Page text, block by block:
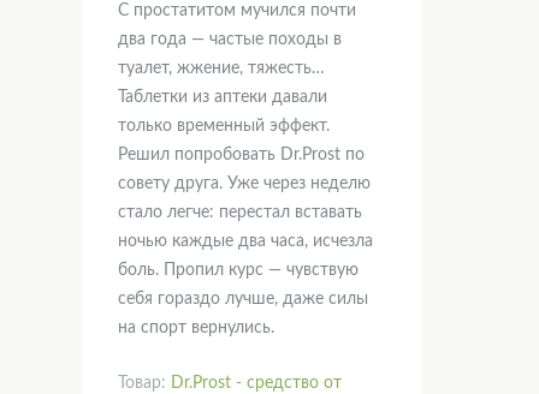
С простатитом мучился почти
два года — частые походы в
туалет, жжение, тяжесть…
Таблетки из аптеки давали
только временный эффект.
Решил попробовать Dr.Prost по
совету друга. Уже через неделю
стало легче: перестал вставать
ночью каждые два часа, исчезла
боль. Пропил курс — чувствую
себя гораздо лучше, даже силы
на спорт вернулись.
Товар: Dr.Prost - средство от